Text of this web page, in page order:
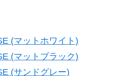
(マットホワイト)
(マットブラック)
(サンドグレー)